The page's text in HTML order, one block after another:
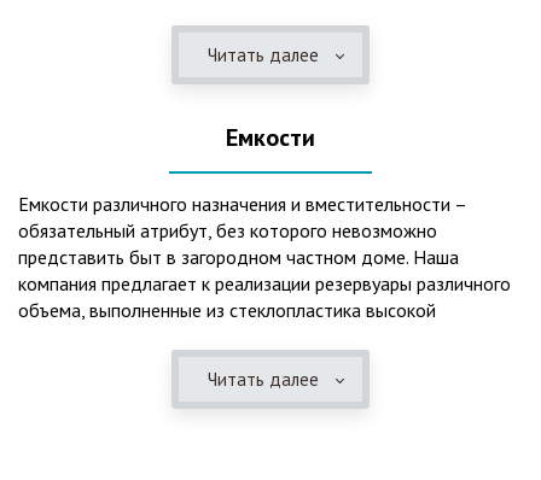
механическая и биологическая очистка канализационных
Главная причина популярности пластиковых и
также отнести:
безупречное качество изготовления;
стойкость к высокому давлению грунта (даже в
ненаполненном состоянии);
полная герметичность, что гарантирует отсутствие
Читать далее
Емкости
Емкости различного назначения и вместительности –
обязательный атрибут, без которого невозможно
представить быт в загородном частном доме. Наша
компания предлагает к реализации резервуары различного
объема, выполненные из стеклопластика высокой
одна из основных сфер их практического использования –
это организация центров очистки, обустройство
Читать далее